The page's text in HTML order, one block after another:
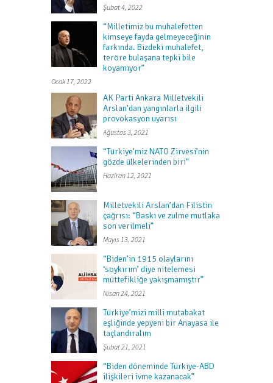
Şubat 4, 2022
“Milletimiz bu muhalefetten
kimseye fayda gelmeyeceğinin
farkında. Bizdeki muhalefet,
teröre bulaşana tepki bile
koyamıyor”
Ocak 17, 2022
AK Parti Ankara Milletvekili
Arslan'dan yangınlarla ilgili
provokasyon uyarısı
Ağustos 3, 2021
“Türkiye’miz NATO Zirvesi’nin
gözde ülkelerinden biri”
Haziran 12, 2021
Milletvekili Arslan’dan Filistin
çağrısı: “Baskı ve zulme mutlaka
son verilmeli”
Mayıs 13, 2021
“Biden’in 1915 olaylarını
‘soykırım’ diye nitelemesi
müttefikliğe yakışmamıştır”
Nisan 24, 2021
Türkiye’mizi milli mutabakat
eşliğinde yepyeni bir Anayasa ile
taçlandıralım
Şubat 21, 2021
“Biden döneminde Türkiye-ABD
ilişkileri ivme kazanacak”